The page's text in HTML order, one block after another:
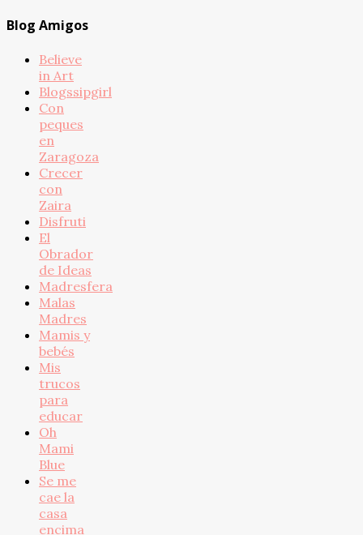
Blog Amigos
Believe
in Art
Blogssipgirl
Con
peques
en
Zaragoza
Crecer
con
Zaira
Disfruti
El
Obrador
de Ideas
Madresfera
Malas
Madres
Mamis y
bebés
Mis
trucos
para
educar
Oh
Mami
Blue
Se me
cae la
casa
encima